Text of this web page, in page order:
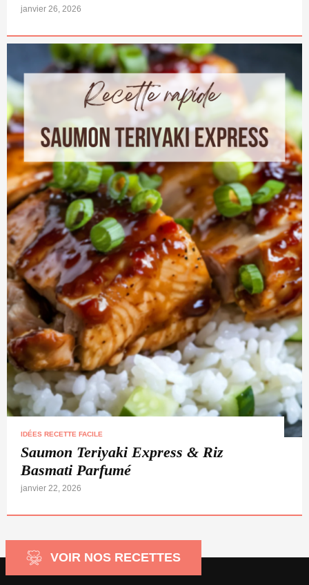
janvier 26, 2026
IDÉES RECETTE FACILE
Saumon Teriyaki Express & Riz
Basmati Parfumé
janvier 22, 2026
VOIR NOS RECETTES